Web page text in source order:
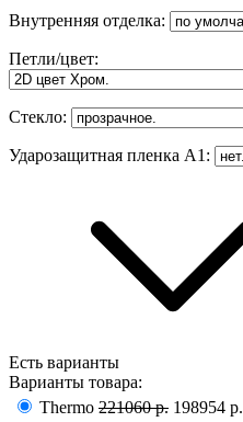
Внутренняя отделка:
Петли/цвет:
Стекло:
Ударозащитная пленка А1 :
Есть варианты
Варианты товара:
Thermo 221060 р. 198954 р.